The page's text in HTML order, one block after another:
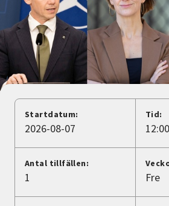
Starta studiecirkel
Cirkelledare
Nyheter
Avdelningar
Lyssna
Startdatum:
2026-08-07
Tid:
Antal tillfällen:
1 Fre